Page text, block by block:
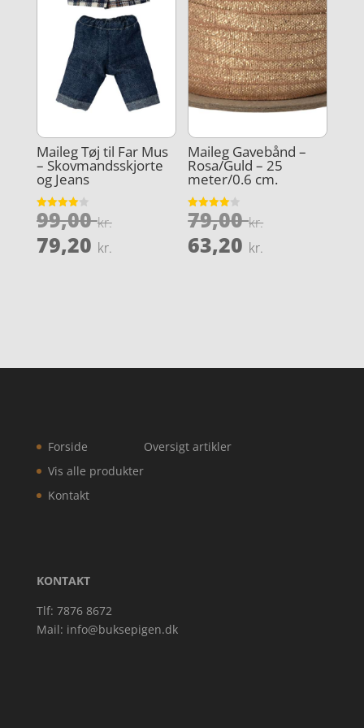
Maileg Tøj til Far Mus
– Skovmandsskjorte
og Jeans
Vurderet
4
99,00kr.Den
oprindelige
pris
79,20 kr.
Maileg Gavebånd –
Rosa/Guld – 25
meter/0.6 cm.
Vurderet
4
79,00kr.Den
63,20 kr.
Forside
Vis alle produkter
Kontakt
Oversigt artikler
KONTAKT
Tlf: 7876 8672
Mail: info@buksepigen.dk